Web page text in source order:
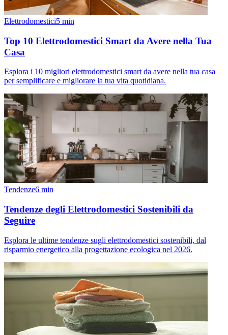
Elettrodomestici5 min
Top 10 Elettrodomestici Smart da Avere nella Tua
Casa
Esplora i 10 migliori elettrodomestici smart da avere nella tua casa
per semplificare e migliorare la tua vita quotidiana.
Tendenze6 min
Tendenze degli Elettrodomestici Sostenibili da
Seguire
Esplora le ultime tendenze sugli elettrodomestici sostenibili, dal
risparmio energetico alla progettazione ecologica nel 2026.